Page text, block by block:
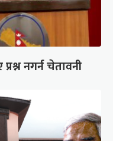
नगर्न चेतावनी